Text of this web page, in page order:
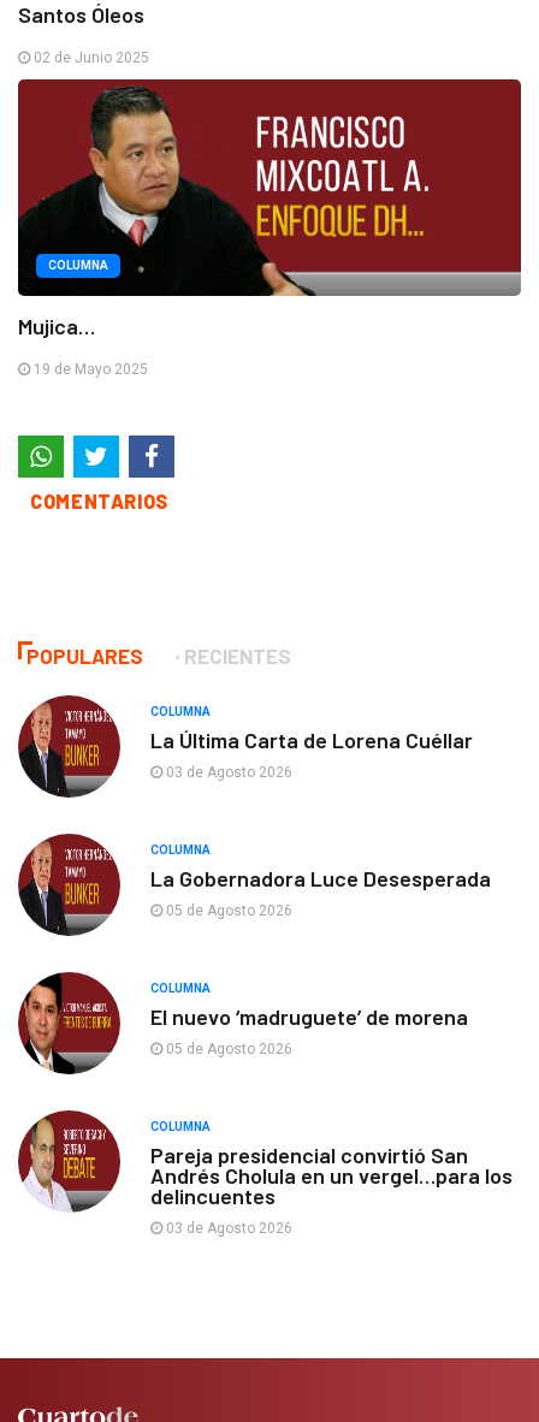
Santos Óleos
02 de Junio 2025
COLUMNA
Mujica…
19 de Mayo 2025
COMENTARIOS
POPULARES RECIENTES
COLUMNA
La Última Carta de Lorena Cuéllar
03 de Agosto 2026
COLUMNA
La Gobernadora Luce Desesperada
05 de Agosto 2026
COLUMNA
El nuevo ‘madruguete’ de morena
05 de Agosto 2026
COLUMNA
Pareja presidencial convirtió San
Andrés Cholula en un vergel…para los
delincuentes
03 de Agosto 2026